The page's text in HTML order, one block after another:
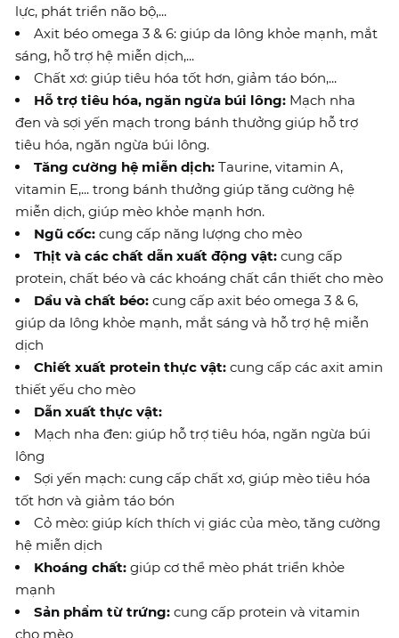
lực, phát triển não bộ,...
Axit béo omega 3 & 6: giúp da lông khỏe mạnh, mắt
sáng, hỗ trợ hệ miễn dịch,...
Chất xơ: giúp tiêu hóa tốt hơn, giảm táo bón,...
Hỗ trợ tiêu hóa, ngăn ngừa búi lông: Mạch nha
đen và sợi yến mạch trong bánh thưởng giúp hỗ trợ
tiêu hóa, ngăn ngừa búi lông.
Tăng cường hệ miễn dịch: Taurine, vitamin A,
vitamin E,... trong bánh thưởng giúp tăng cường hệ
miễn dịch, giúp mèo khỏe mạnh hơn.
Ngũ cốc: cung cấp năng lượng cho mèo
Thịt và các chất dẫn xuất động vật: cung cấp
protein, chất béo và các khoáng chất cần thiết cho mèo
Dầu và chất béo: cung cấp axit béo omega 3 & 6,
giúp da lông khỏe mạnh, mắt sáng và hỗ trợ hệ miễn
dịch
Chiết xuất protein thực vật: cung cấp các axit amin
thiết yếu cho mèo
Dẫn xuất thực vật:
Mạch nha đen: giúp hỗ trợ tiêu hóa, ngăn ngừa búi
lông
Sợi yến mạch: cung cấp chất xơ, giúp mèo tiêu hóa
tốt hơn và giảm táo bón
Cỏ mèo: giúp kích thích vị giác của mèo, tăng cường
hệ miễn dịch
Khoáng chất: giúp cơ thể mèo phát triển khỏe
mạnh
Sản phẩm từ trứng: cung cấp protein và vitamin
cho mèo